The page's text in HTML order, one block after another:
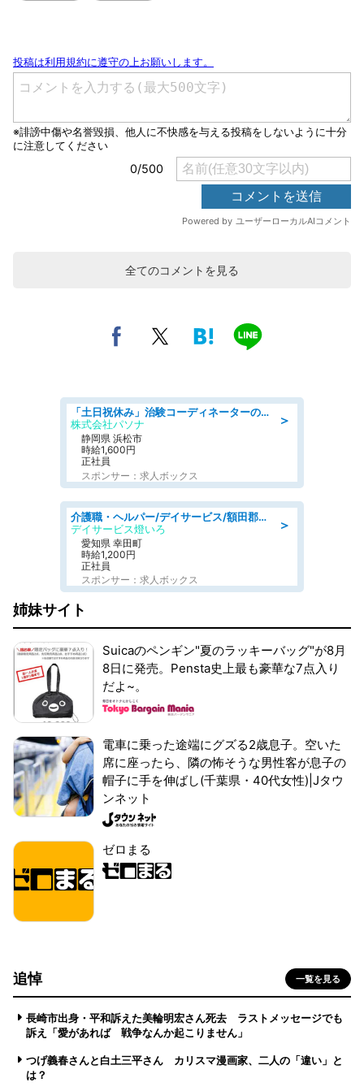
全てのコメントを見る
＞
「土日祝休み」治験コーディネーターのお仕事/未経験OK
株式会社パソナ
静岡県 浜松市
時給1,600円
正社員
スポンサー：求人ボックス
＞
介護職・ヘルパー/デイサービス/額田郡幸田町/JR東海道本線 幸田/愛知県
デイサービス燈いろ
愛知県 幸田町
時給1,200円
正社員
スポンサー：求人ボックス
姉妹サイト
Suicaのペンギン"夏のラッキーバッグ"が8月
8日に発売。Pensta史上最も豪華な7点入り
だよ~。
電車に乗った途端にグズる2歳息子。空いた
席に座ったら、隣の怖そうな男性客が息子の
帽子に手を伸ばし(千葉県・40代女性)|Jタウ
ンネット
ゼロまる
追悼 一覧を見る
長崎市出身・平和訴えた美輪明宏さん死去 ラストメッセージでも
訴え「愛があれば 戦争なんか起こりません」
つげ義春さんと白土三平さん カリスマ漫画家、二人の「違い」と
は？